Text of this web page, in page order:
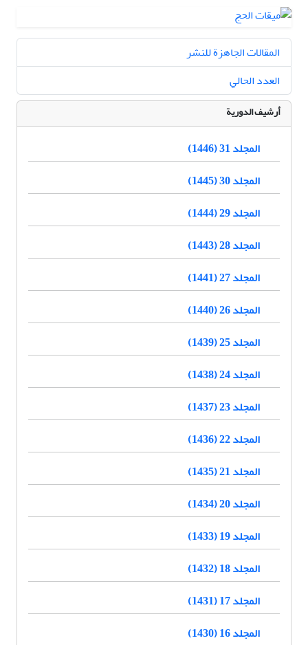
المقالات الجاهزة للنشر
العدد الحالي
أرشيف الدورية
المجلد 31 (1446)
المجلد 30 (1445)
المجلد 29 (1444)
المجلد 28 (1443)
المجلد 27 (1441)
المجلد 26 (1440)
المجلد 25 (1439)
المجلد 24 (1438)
المجلد 23 (1437)
المجلد 22 (1436)
المجلد 21 (1435)
المجلد 20 (1434)
المجلد 19 (1433)
المجلد 18 (1432)
المجلد 17 (1431)
المجلد 16 (1430)